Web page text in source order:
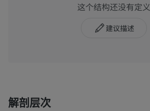
这个结构还没有定义
建议描述
解剖层次